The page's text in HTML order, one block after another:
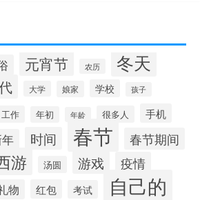
元宵节 农历 冬天
大学 娘家 学校 孩子
工作 年初 年龄 很多人 手机
时间 春节 春节期间
游 汤圆 游戏 疫情
物 红包 考试 自己的